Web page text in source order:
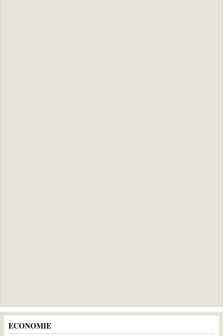
ECONOMIE